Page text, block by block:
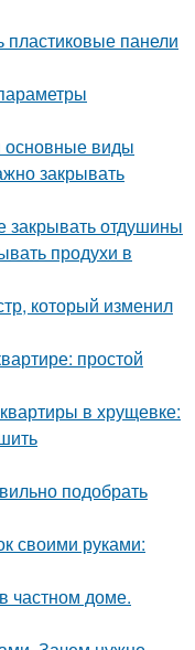
панели
основные виды
закрывать
закрывать отдушины
продухи в
который изменил
простой
в хрущевке:
подобрать
своими руками:
частном доме.